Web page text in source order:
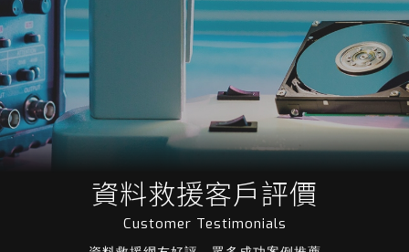
資料救援客戶評價
Customer Testimonials